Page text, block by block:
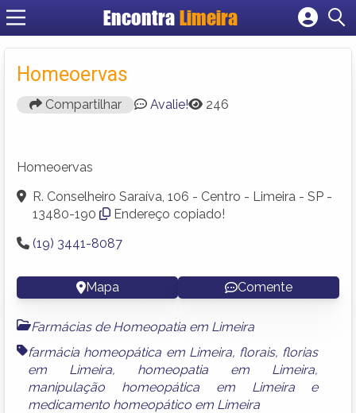
Encontra Limeira
Cadastrar empresa
Homeoervas
Compartilhar Avalie! 246
Homeoervas
R. Conselheiro Saraíva, 106 - Centro - Limeira - SP -
13480-190
Endereço copiado!
(19) 3441-8087
Mapa Comente
Farmácias de Homeopatia em Limeira
farmácia homeopática em Limeira, florais, florias
em Limeira, homeopatia em Limeira,
manipulação homeopática em Limeirae
medicamento homeopático em Limeira